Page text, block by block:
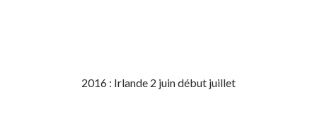
2016 : Irlande 2 juin début juillet